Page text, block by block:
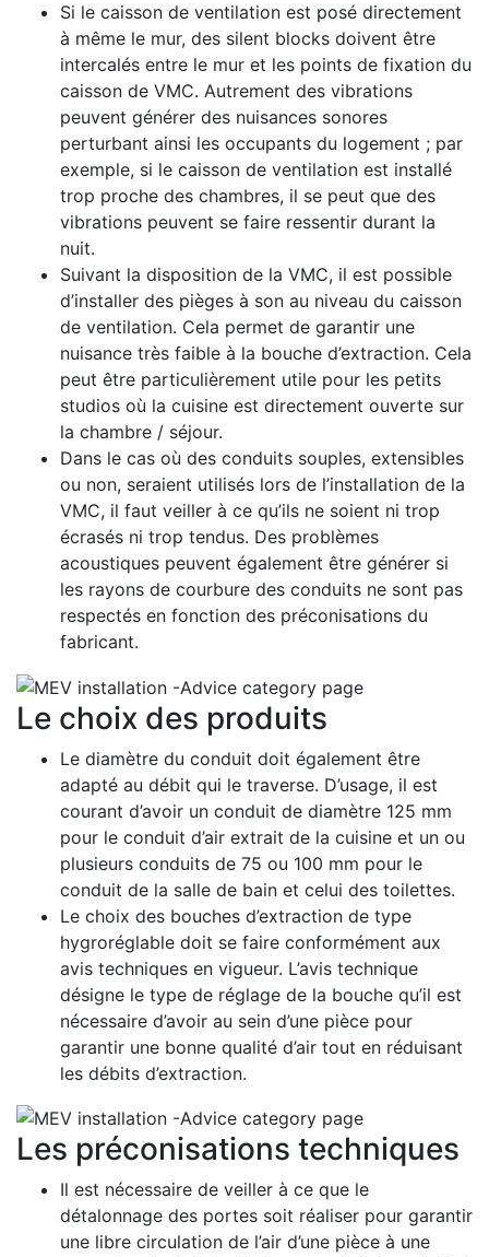
Si le caisson de ventilation est posé directement
à même le mur, des silent blocks doivent être
intercalés entre le mur et les points de fixation du
caisson de VMC. Autrement des vibrations
peuvent générer des nuisances sonores
perturbant ainsi les occupants du logement ; par
exemple, si le caisson de ventilation est installé
trop proche des chambres, il se peut que des
vibrations peuvent se faire ressentir durant la
nuit.
Suivant la disposition de la VMC, il est possible
d’installer des pièges à son au niveau du caisson
de ventilation. Cela permet de garantir une
nuisance très faible à la bouche d’extraction. Cela
peut être particulièrement utile pour les petits
studios où la cuisine est directement ouverte sur
la chambre / séjour.
Dans le cas où des conduits souples, extensibles
ou non, seraient utilisés lors de l’installation de la
VMC, il faut veiller à ce qu’ils ne soient ni trop
écrasés ni trop tendus. Des problèmes
acoustiques peuvent également être générer si
les rayons de courbure des conduits ne sont pas
respectés en fonction des préconisations du
fabricant.
Le choix des produits
Le diamètre du conduit doit également être
adapté au débit qui le traverse. D’usage, il est
courant d’avoir un conduit de diamètre 125 mm
pour le conduit d’air extrait de la cuisine et un ou
plusieurs conduits de 75 ou 100 mm pour le
conduit de la salle de bain et celui des toilettes.
Le choix des bouches d’extraction de type
hygroréglable doit se faire conformément aux
avis techniques en vigueur. L’avis technique
désigne le type de réglage de la bouche qu’il est
nécessaire d’avoir au sein d’une pièce pour
garantir une bonne qualité d’air tout en réduisant
les débits d’extraction.
Les préconisations techniques
Il est nécessaire de veiller à ce que le
détalonnage des portes soit réaliser pour garantir
une libre circulation de l’air d’une pièce à une